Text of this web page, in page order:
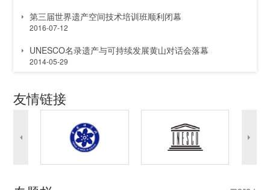
第三届世界遗产空间技术培训班顺利闭幕
2016-07-12
UNESCO名录遗产与可持续发展黄山对话会落幕
2014-05-29
友情链接